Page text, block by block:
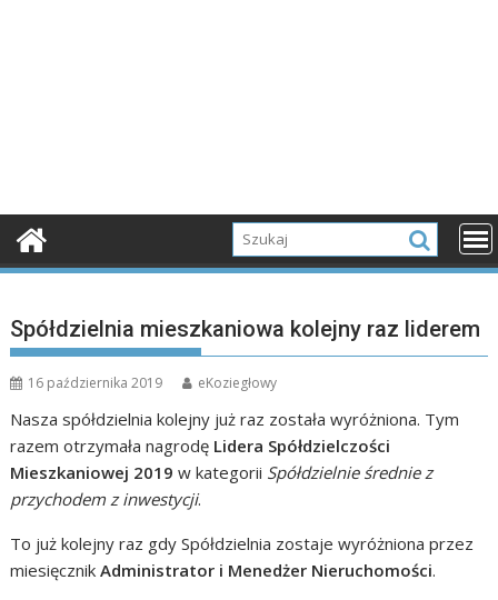
Spółdzielnia mieszkaniowa kolejny raz liderem
16 października 2019 eKoziegłowy
Nasza spółdzielnia kolejny już raz została wyróżniona. Tym
razem otrzymała nagrodę Lidera Spółdzielczości
Mieszkaniowej 2019 w kategorii Spółdzielnie średnie z
przychodem z inwestycji.
To już kolejny raz gdy Spółdzielnia zostaje wyróżniona przez
miesięcznikAdministrator i Menedżer Nieruchomości.